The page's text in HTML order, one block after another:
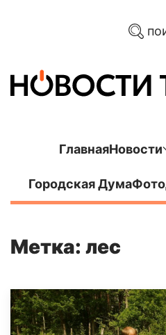
ГлавнаяНовости
Городская ДумаФото
Метка: лес